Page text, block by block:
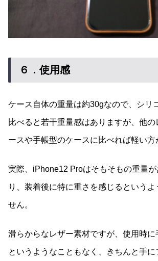
６．使用感
ケース自体の重量は約30gなので、シリ
比べると若干重量感はありますが、他
ースや手帳型のケースに比べれば軽い方
実際、iPhone12 Proはそもそもの重量
り、装着後に特に重さを感じるというよ
せん。
滑らからなレザー素材ですが、使用時に
というようなこともなく、きちんと手に